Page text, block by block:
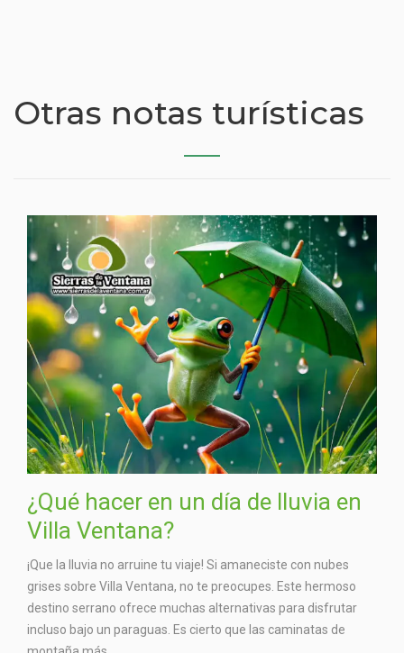
Otras notas turísticas
¿Qué hacer en un día de lluvia en
Villa Ventana?
¡Que la lluvia no arruine tu viaje! Si amaneciste con nubes
grises sobre Villa Ventana, no te preocupes. Este hermoso
destino serrano ofrece muchas alternativas para disfrutar
incluso bajo un paraguas. Es cierto que las caminatas de